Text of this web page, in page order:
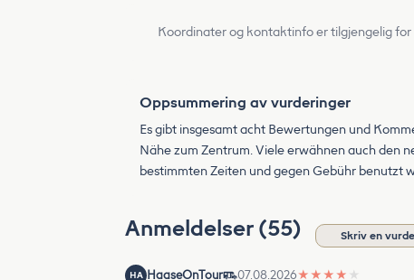
Koordinater og kontaktinfo er tilgjengelig
Oppsummering av vurderinger
Es gibt insgesamt acht Bewertungen und
Nähe zum Zentrum. Viele erwähnen auch den
bestimmten Zeiten und gegen Gebühr benutzt
Anmeldelser (55) Skriv en
HA HaaseOnTour 07.08.2026★ ★ ★ ★ ★